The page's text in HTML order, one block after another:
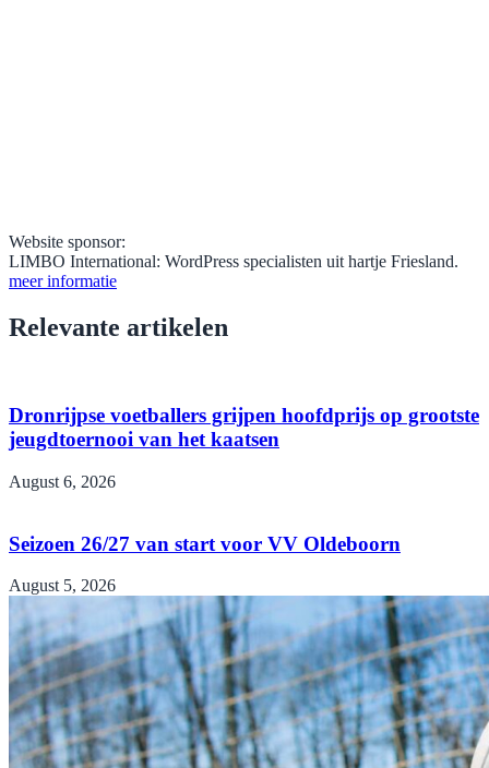
Website sponsor:
LIMBO International: WordPress specialisten uit hartje Friesland.
meer informatie
Relevante artikelen
Dronrijpse voetballers grijpen hoofdprijs op grootste
jeugdtoernooi van het kaatsen
August 6, 2026
Seizoen 26/27 van start voor VV Oldeboorn
August 5, 2026